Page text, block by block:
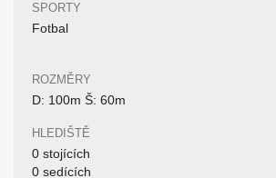
SPORTY
Fotbal
ROZMĚRY
D: 100m Š: 60m
HLEDIŠTĚ
0 stojících
0 sedících